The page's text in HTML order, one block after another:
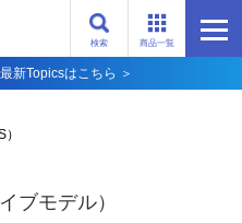
商品一覧
検索
新Topicsはこちら ＞
ブモデル）